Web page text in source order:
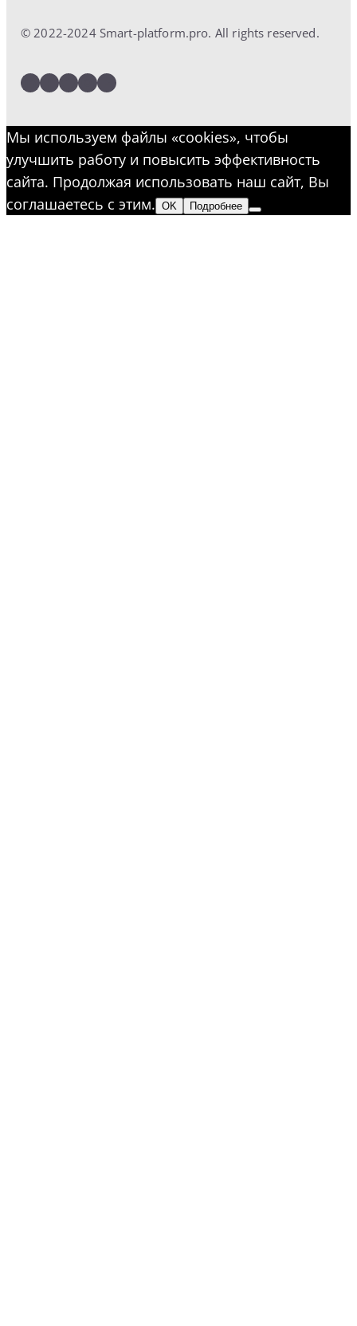
© 2022-2024 Smart-platform.pro. All rights reserved.
LinkedIn
Facebook
Twitter
Instagram
YouTube
Мы используем файлы «cookies», чтобы
улучшить работу и повысить эффективность
сайта. Продолжая использовать наш сайт, Вы
соглашаетесь с этим. OK Подробнее